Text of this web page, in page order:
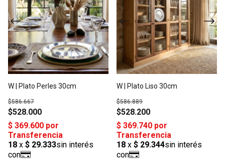
W | Plato Perles 30cm
$528.000
$586.667
W | Plato Liso 30cm
$528.200
$586.889